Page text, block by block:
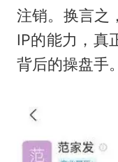
注销。换言之
IP的能力，真
背后的操盘手。